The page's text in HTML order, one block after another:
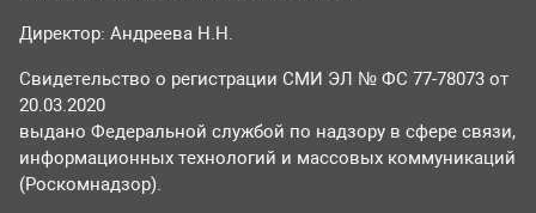
Директор: Андреева Н.Н.
Свидетельство о регистрации СМИ ЭЛ № ФС 77-78073 от
20.03.2020
выдано Федеральной службой по надзору в сфере связи,
информационных технологий и массовых коммуникаций
(Роскомнадзор).